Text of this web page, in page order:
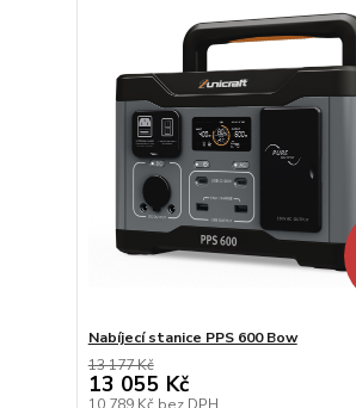
Nabíjecí stanice PPS 600 Bow
13 177 Kč
13 055 Kč
10 789 Kč bez DPH